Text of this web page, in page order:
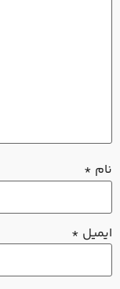
نام*
ایمیل*